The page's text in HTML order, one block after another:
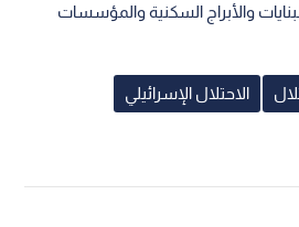
والأبراج السكنية والمؤسسات
الاحتلال الإسرائيلي